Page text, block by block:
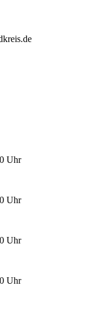
Uhr
Uhr
Uhr
Uhr